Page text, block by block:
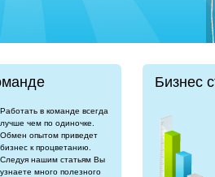
Работать в команде всегда
лучше чем по одиночке.
Обмен опытом приведет
бизнес к процветанию.
Следуя нашим статьям Вы
узнаете много полезного
Бизнес